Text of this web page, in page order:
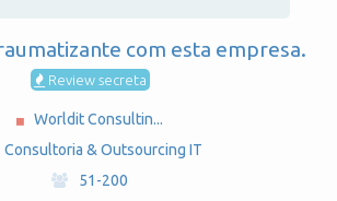
com esta empresa.
Review secreta
Worldit Consultin...
·
Consultoria & Outsourcing IT
·
51-200